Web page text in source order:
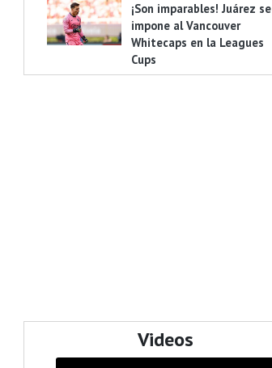
¡Son imparables! Juárez se
impone al Vancouver
Whitecaps en la Leagues
Cups
Videos